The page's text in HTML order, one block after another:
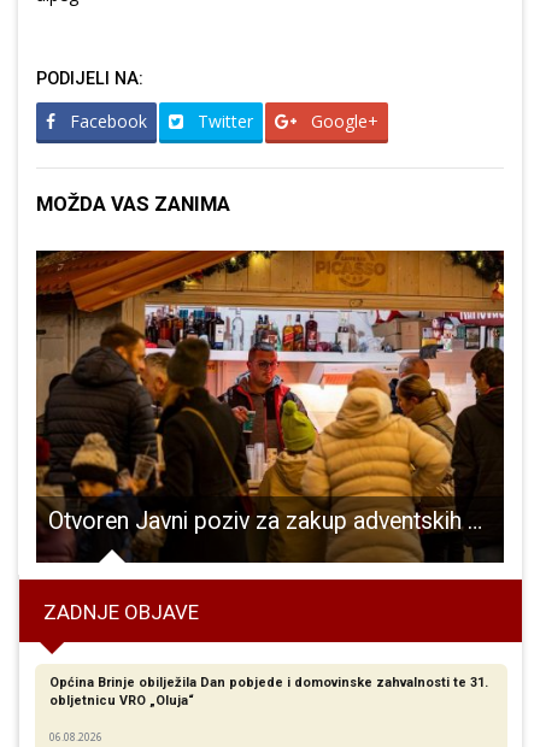
PODIJELI NA:
Facebook Twitter Google+
MOŽDA VAS ZANIMA
Otvoren Javni poziv za zakup adventskih kućica u Otočcu
ZADNJE OBJAVE
Općina Brinje obilježila Dan pobjede i domovinske zahvalnosti te 31.
obljetnicu VRO „Oluja“
06.08.2026